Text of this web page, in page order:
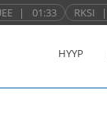
| 01:33 RKSI |
НҮҮР